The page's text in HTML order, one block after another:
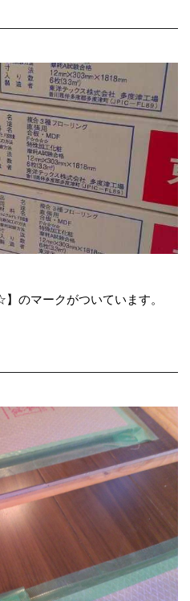
マークがついています。